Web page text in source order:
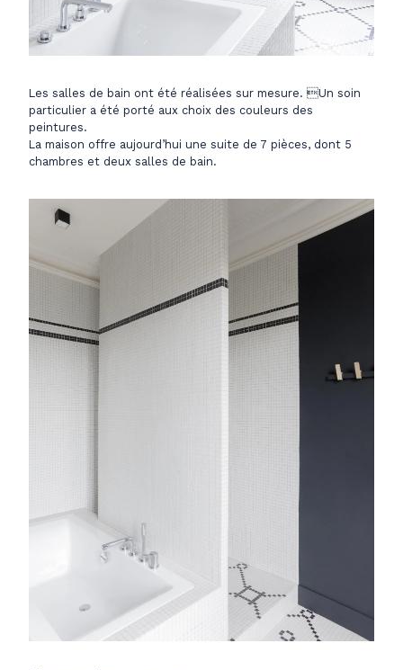
Les salles de bain ont été réalisées sur mesure. Un soin
particulier a été porté aux choix des couleurs des
peintures.
La maison offre aujourd’hui une suite de 7 pièces, dont 5
chambres et deux salles de bain.